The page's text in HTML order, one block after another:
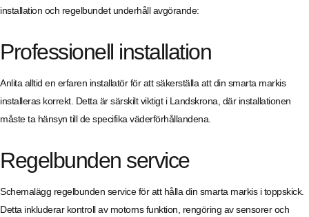
installation och regelbundet underhåll avgörande:
Professionell installation
Anlita alltid en erfaren installatör för att säkerställa att din smarta markis
installeras korrekt. Detta är särskilt viktigt i Landskrona, där installationen
måste ta hänsyn till de specifika väderförhållandena.
Regelbunden service
Schemalägg regelbunden service för att hålla din smarta markis i toppskick.
Detta inkluderar kontroll av motorns funktion, rengöring av sensorer och